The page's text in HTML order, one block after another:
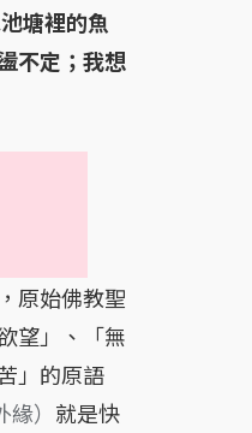
塘裡的魚
不定；我想
原始佛教聖
望」、「無
」的原語
） 就是快